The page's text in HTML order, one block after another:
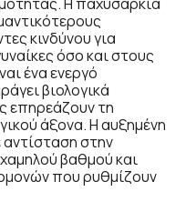
κινδύνου για
όσο και στους
ένα ενεργό
βιολογικά
επηρεάζουν τη
άξονα. Η αυξημένη
στην
βαθμού και
που ρυθμίζουν